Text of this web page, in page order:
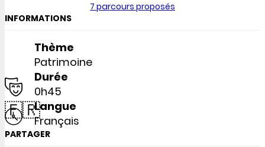
7 parcours proposés
INFORMATIONS
Thème
Patrimoine
Durée
0h45
🇫🇷Langue
Français
PARTAGER